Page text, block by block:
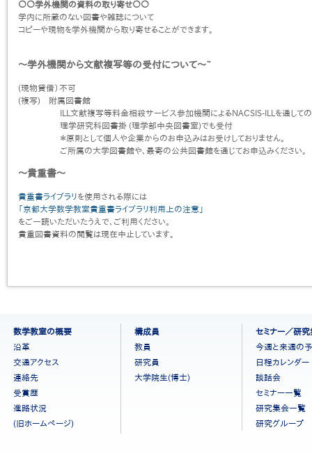
○○学外機関の資料の取り寄せ○○
学内に所蔵のない図書や雑誌について
コピーや現物を学外機関から取り寄せることができます。
〜学外機関から文献複写等の受付について〜~
(現物貸借）不可
(複写) 附属図書館
ILL文献複写等料金相殺サービス参加機関によるNACSIS-ILLを通しての
理学研究科図書掛 (理学部中央図書室)でも受付
＊原則として個人や企業からのお申込みはお受けしておりません。
ご所属の大学図書館や、最寄の公共図書館を通じてお申込みください。
〜貴重書〜
貴重書ライブラリを使用される際には
「京都大学数学教室貴重書ライブラリ利用上の注意」
をご一読いただいたうえで、ご利用ください。
貴重図書資料の閲覧は現在中止しています。
［日
数学教室の概要
沿革
交通アクセス
連絡先
受賞歴
進路状況
(旧ホームページ)
構成員
教員
研究員
大学院生(博士)
セミナー／研
今週と来週の
日程カレンダー
談話会
セミナー一覧
研究集会一覧
研究グループ